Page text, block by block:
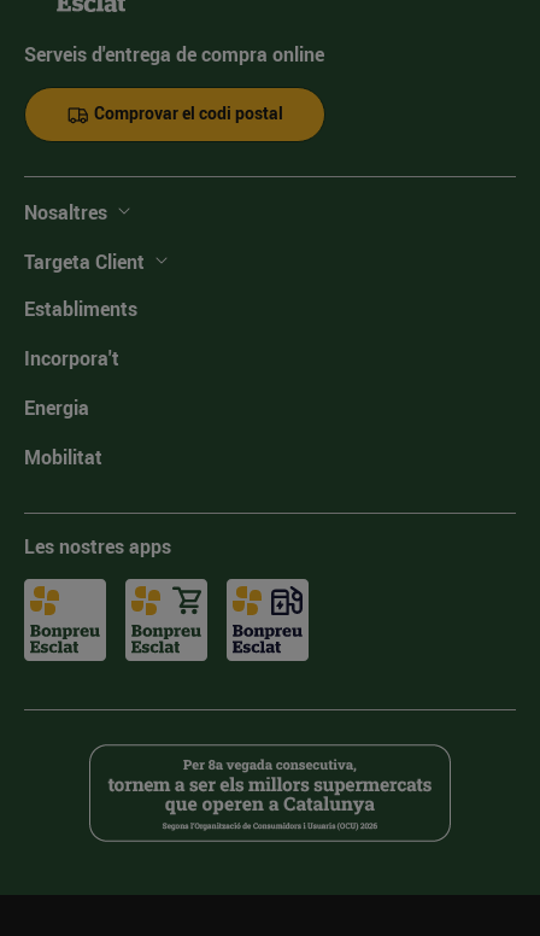
Serveis d'entrega de compra online
Comprovar el codi postal
Nosaltres
Targeta Client
Establiments
Incorpora't
Energia
Mobilitat
Les nostres apps